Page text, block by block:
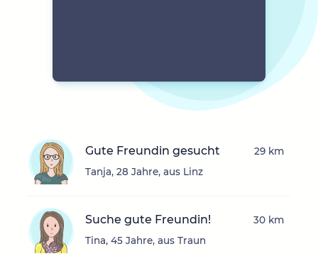
Gute Freundin gesucht
Tanja, 28 Jahre, aus Linz
29 km
Suche gute Freundin!
Tina, 45 Jahre, aus Traun
30 km